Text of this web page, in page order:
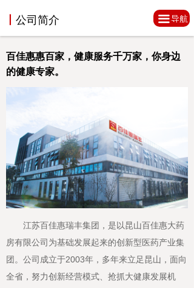
公司简介 끀导航
百佳惠惠百家，健康服务千万家，你身边
的健康专家。
江苏百佳惠瑞丰集团，是以昆山百佳惠大药
房有限公司为基础发展起来的创新型医药产业集
团。公司成立于2003年，多年来立足昆山，面向
全省，努力创新经营模式、抢抓大健康发展机